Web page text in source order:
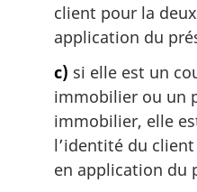
client pour la
application du
c) si elle est un
immobilier ou un
immobilier, elle
l’identité du
en application du